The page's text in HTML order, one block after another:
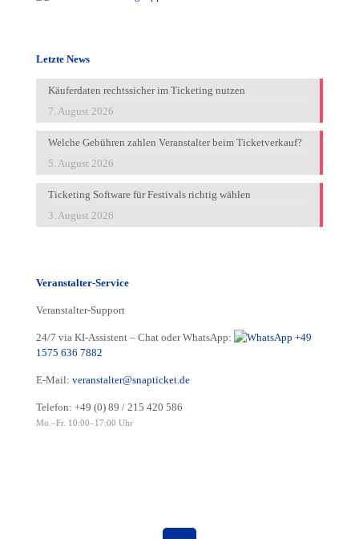
Letzte News
Käuferdaten rechtssicher im Ticketing nutzen
7. August 2026
Welche Gebühren zahlen Veranstalter beim Ticketverkauf?
5. August 2026
Ticketing Software für Festivals richtig wählen
3. August 2026
Veranstalter-Service
Veranstalter-Support
24/7 via KI-Assistent – Chat oder WhatsApp:
+49
1575 636 7882
E-Mail: veranstalter@snapticket.de
Telefon: +49 (0) 89 / 215 420 586
Mo.–Fr. 10:00–17:00 Uhr